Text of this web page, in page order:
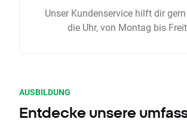
Unser Kundenservice hilft dir
die Uhr, von Montag bis
AUSBILDUNG
Entdecke unsere